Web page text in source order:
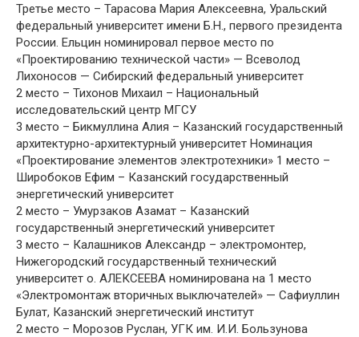
Третье место – Тарасова Мария Алексеевна, Уральский
федеральный университет имени Б.Н., первого президента
России. Ельцин номинировал первое место по
«Проектированию технической части» — Всеволод
Лихоносов — Сибирский федеральный университет
2 место – Тихонов Михаил – Национальный
исследовательский центр МГСУ
3 место – Бикмуллина Алия – Казанский государственный
архитектурно-архитектурный университет Номинация
«Проектирование элементов электротехники» 1 место –
Широбоков Ефим – Казанский государственный
энергетический университет
2 место – Умурзаков Азамат – Казанский
государственный энергетический университет
3 место – Калашников Александр – электромонтер,
Нижегородский государственный технический
университет о. АЛЕКСЕЕВА номинирована на 1 место
«Электромонтаж вторичных выключателей» — Сафиуллин
Булат, Казанский энергетический институт
2 место – Морозов Руслан, УГК им. И.И. Бользунова